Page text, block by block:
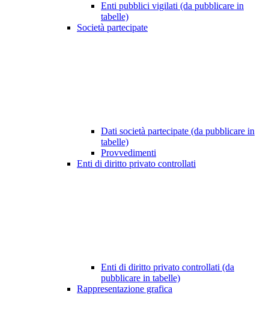
Enti pubblici vigilati (da pubblicare in
tabelle)
Società partecipate
Dati società partecipate (da pubblicare in
tabelle)
Provvedimenti
Enti di diritto privato controllati
Enti di diritto privato controllati (da
pubblicare in tabelle)
Rappresentazione grafica